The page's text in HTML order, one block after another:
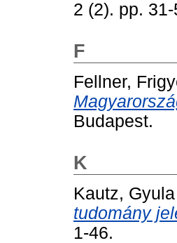
2 (2). pp. 31-
F
Fellner,
Budapest.
K
Kautz, Gyula
tudomány
1-46.